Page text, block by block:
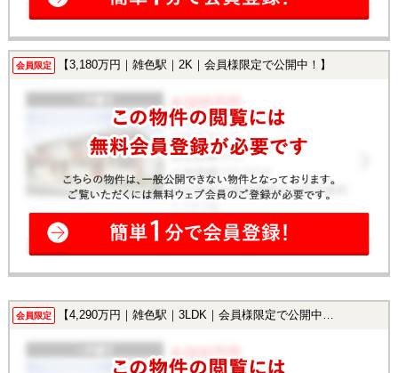
会員限定 【3,180万円｜雑色駅｜2K｜会員様限定で公開中！】
会員限定 【4,290万円｜雑色駅｜3LDK｜会員様限定で公開中！】